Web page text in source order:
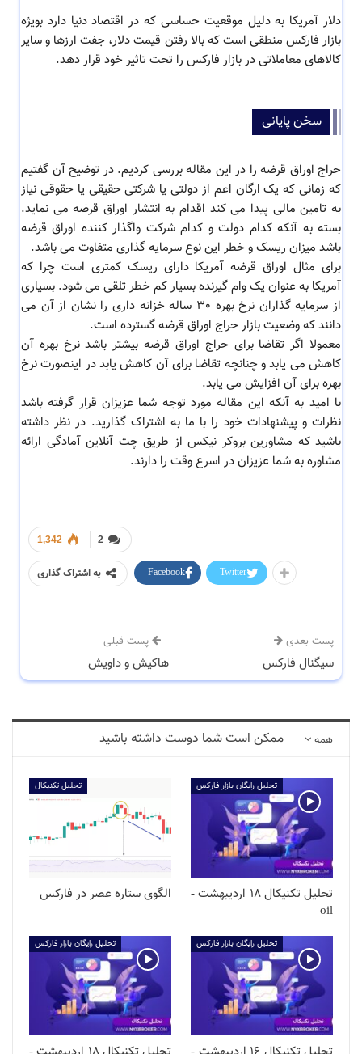
دلار آمریکا به دلیل موقعیت حساسی که در اقتصاد دنیا دارد بویژه
بازار فارکس منطقی است که بالا رفتن قیمت دلار، جفت ارزها و سایر
کالاهای معاملاتی در بازار فارکس را تحت تاثیر خود قرار دهد.
سخن پایانی
حراج اوراق قرضه را در این مقاله بررسی کردیم. در توضیح آن گفتیم
که زمانی که یک ارگان اعم از دولتی یا شرکتی حقیقی یا حقوقی نیاز
به تامین مالی پیدا می کند اقدام به انتشار اوراق قرضه می نماید.
بسته به آنکه کدام دولت و کدام شرکت واگذار کننده اوراق قرضه
باشد میزان ریسک و خطر این نوع سرمایه گذاری متفاوت می باشد.
برای مثال اوراق قرضه آمریکا دارای ریسک کمتری است چرا که
آمریکا به عنوان یک وام گیرنده بسیار کم خطر تلقی می شود. بسیاری
از سرمایه گذاران نرخ بهره 30 ساله خزانه داری را نشان از آن می
دانند که وضعیت بازار حراج اوراق قرضه گسترده است.
معمولا اگر تقاضا برای حراج اوراق قرضه بیشتر باشد نرخ بهره آن
کاهش می یابد و چنانچه تقاضا برای آن کاهش یابد در اینصورت نرخ
بهره برای آن افزایش می یابد.
با امید به آنکه این مقاله مورد توجه شما عزیزان قرار گرفته باشد
نظرات و پیشنهادات خود را با ما به اشتراک گذارید. در نظر داشته
باشید که مشاورین بروکر نیکس از طریق چت آنلاین آمادگی ارائه
مشاوره به شما عزیزان در اسرع وقت را دارند.
2
1,342
به اشتراک گذاری Facebook Twitter
پست قبلی
هاکیش و داویش
پست بعدی
سیگنال فارکس
همه ممکن است شما دوست داشته باشید
تحلیل تکنیکال
الگوی ستاره عصر در فارکس
تحلیل رایگان بازار فارکس
تحلیل تکنیکال 18 اردیبهشت -
oil
تحلیل رایگان بازار فارکس تحلیل رایگان بازار فارکس